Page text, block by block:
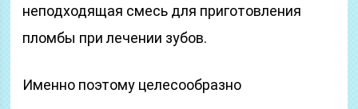
неподходящая смесь для приготовления
пломбы при лечении зубов.
Именно поэтому целесообразно